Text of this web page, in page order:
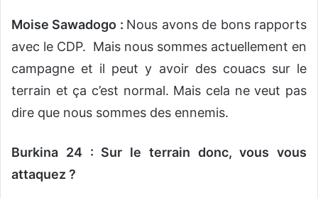
Moise Sawadogo : Nous avons de bons rapports
avec le CDP. Mais nous sommes actuellement en
campagne et il peut y avoir des couacs sur le
terrain et ça c’est normal. Mais cela ne veut pas
dire que nous sommes des ennemis.
Burkina 24 : Sur le terrain donc, vous vous
attaquez ?